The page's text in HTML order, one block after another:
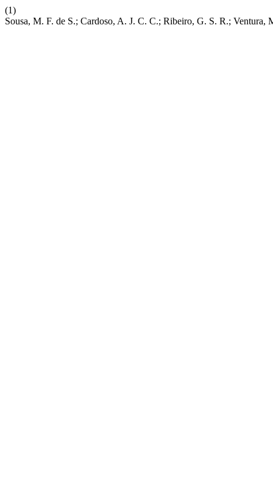
(1)
Sousa, M. F. de S.; Cardoso, A. J. C. C.; Ribeiro, G. S. R.;